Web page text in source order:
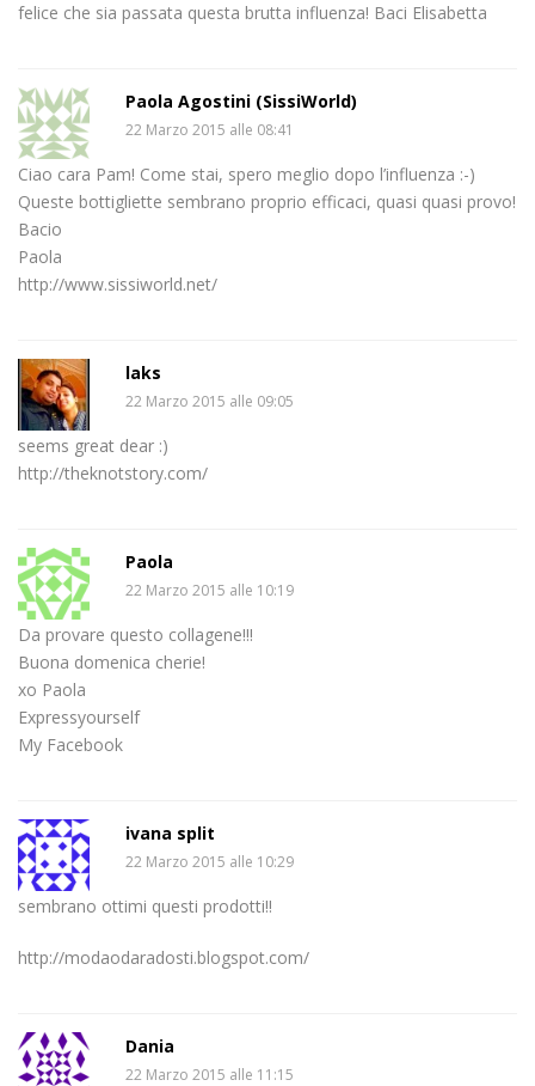
felice che sia passata questa brutta influenza! Baci Elisabetta
Paola Agostini (SissiWorld)
22 Marzo 2015 alle 08:41
Ciao cara Pam! Come stai, spero meglio dopo l’influenza :-)
Queste bottigliette sembrano proprio efficaci, quasi quasi provo!
Bacio
Paola
http://www.sissiworld.net/
laks
22 Marzo 2015 alle 09:05
seems great dear :)
http://theknotstory.com/
Paola
22 Marzo 2015 alle 10:19
Da provare questo collagene!!!
Buona domenica cherie!
xo Paola
Expressyourself
My Facebook
ivana split
22 Marzo 2015 alle 10:29
sembrano ottimi questi prodotti!!
http://modaodaradosti.blogspot.com/
Dania
22 Marzo 2015 alle 11:15